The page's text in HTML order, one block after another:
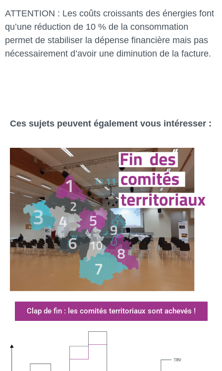
ATTENTION : Les coûts croissants des énergies font
qu’une réduction de 10 % de la consommation
permet de stabiliser la dépense financière mais pas
nécessairement d’avoir une diminution de la facture.
Ces sujets peuvent également vous intéresser :
Clap de fin : les comités territoriaux sont achevés !